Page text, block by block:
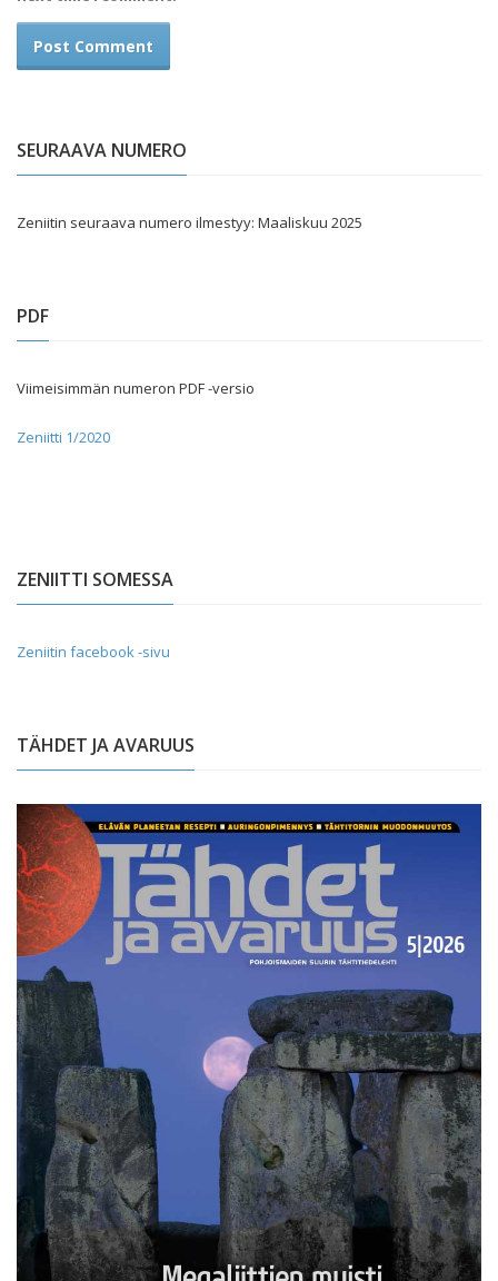
SEURAAVA NUMERO
Zeniitin seuraava numero ilmestyy: Maaliskuu 2025
PDF
Viimeisimmän numeron PDF -versio
Zeniitti 1/2020
ZENIITTI SOMESSA
Zeniitin facebook -sivu
TÄHDET JA AVARUUS